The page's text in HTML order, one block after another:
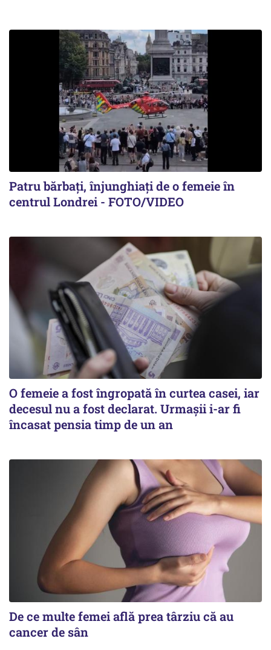
Patru bărbați, înjunghiați de o femeie în
centrul Londrei - FOTO/VIDEO
O femeie a fost îngropată în curtea casei, iar
decesul nu a fost declarat. Urmașii i-ar fi
încasat pensia timp de un an
De ce multe femei află prea târziu că au
cancer de sân